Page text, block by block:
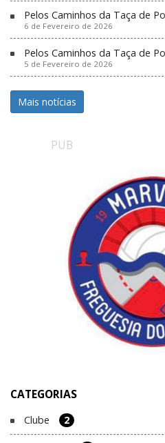
Pelos Caminhos da Taça de
6 de Fevereiro de 2026
Pelos Caminhos da Taça de
5 de Fevereiro de 2026
Mais notícias
PUB
CATEGORIAS
Clube 2